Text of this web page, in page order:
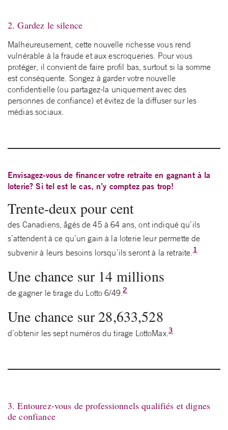
2. Gardez le silence
Malheureusement, cette nouvelle richesse vous rend
vulnérable à la fraude et aux escroqueries. Pour vous
protéger, il convient de faire profil bas, surtout si la somme
est conséquente. Songez à garder votre nouvelle
confidentielle (ou partagez-la uniquement avec des
personnes de confiance) et évitez de la diffuser sur les
médias sociaux.
Envisagez-vous de financer votre retraite en gagnant à la
loterie? Si tel est le cas, n’y comptez pas trop!
Trente-deux pour cent
des Canadiens, âgés de 45 à 64 ans, ont indiqué qu’ils
s’attendent à ce qu’un gain à la loterie leur permette de
subvenir à leurs besoins lorsqu’ils seront à la retraite.1
Une chance sur 14 millions
de gagner le tirage du Lotto 6/49.2
Une chance sur 28,633,528
d’obtenir les sept numéros du tirage LottoMax.3
3. Entourez-vous de professionnels qualifiés et dignes
de confiance